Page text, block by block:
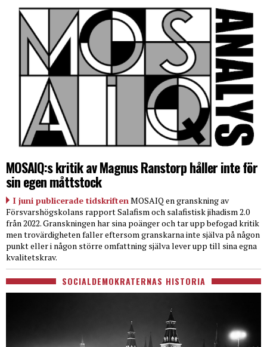
MOSAIQ:s kritik av Magnus Ranstorp håller inte för
sin egen måttstock
I juni publicerade tidskriften MOSAIQ en granskning av
Försvarshögskolans rapport Salafism och salafistisk jihadism 2.0
från 2022. Granskningen har sina poänger och tar upp befogad kritik
men trovärdigheten faller eftersom granskarna inte själva på någon
punkt eller i någon större omfattning själva lever upp till sina egna
kvalitetskrav.
SOCIALDEMOKRATERNAS HISTORIA